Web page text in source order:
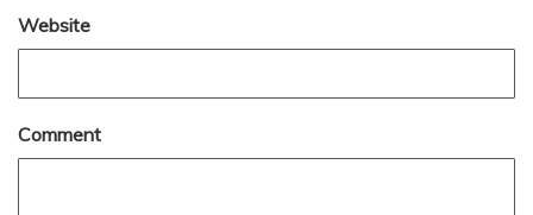
Website
Comment